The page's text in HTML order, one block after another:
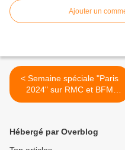
Ajouter un
< Semaine spéciale "Paris
2024" sur RMC et BFM
Sport
Hébergé par Overblog